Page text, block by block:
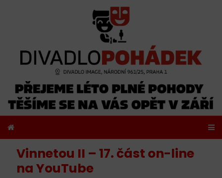
Vinnetou II – 17. část on-line
na YouTube